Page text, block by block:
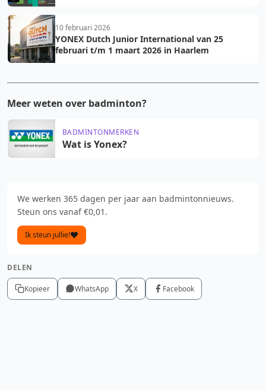
10 februari 2026
YONEX Dutch Junior International van 25
februari t/m 1 maart 2026 in Haarlem
Meer weten over badminton?
BADMINTONMERKEN
Wat is Yonex?
We werken 365 dagen per jaar aan badmintonnieuws.
Steun ons vanaf €0,01.
Ik steun jullie!
DELEN
Kopieer WhatsApp X Facebook